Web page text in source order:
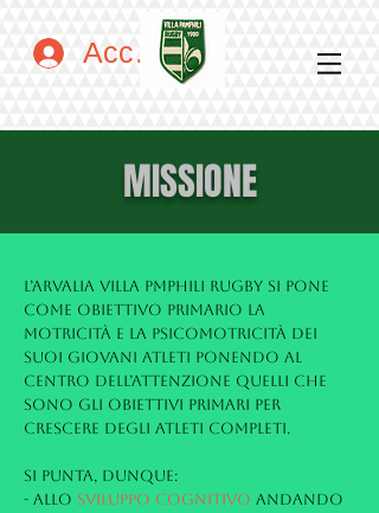
Accedi
MISSIONE
L’Arvalia Villa Pmphili Rugby si pone
come obiettivo primario la
motricità e la psicomotricità dei
suoi giovani atleti ponendo al
centro dell’attenzione quelli che
sono gli obiettivi primari per
crescere degli atleti completi.
Si punta, dunque:
- Allo SVILUPPO COGNITIVO andando